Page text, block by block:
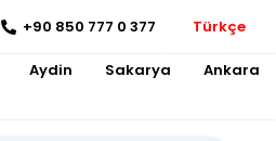
+90 850 777 0 377 Türkçe
Aydin Sakarya Ankara